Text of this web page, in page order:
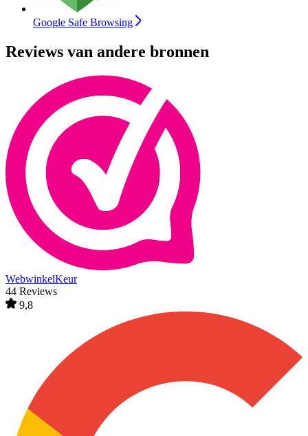
Google Safe Browsing
Reviews van andere bronnen
WebwinkelKeur
44 Reviews
9,8